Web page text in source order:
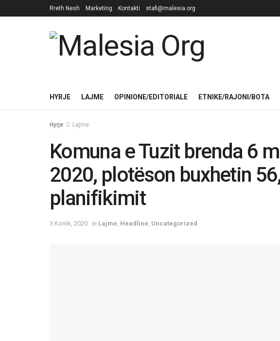
Rreth Nesh Marketing Kontakti stafi@malesia.org
HYRJE LAJME OPINIONE/EDITORIALE ETNIKE/RAJONI/BOTA
Hyrje Lajme
Komuna e Tuzit brenda 6
2020, plotëson buxhetin
planifikimit
3 Korrik, 2020 in Lajme Headline Uncategorized